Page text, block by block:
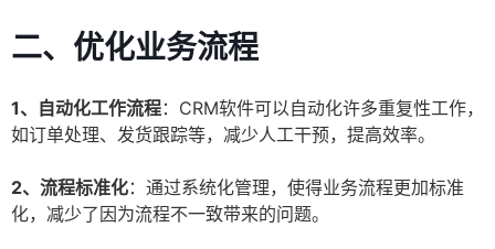
二、优化业务流程
1、自动化工作流程：CRM软件可以自动化许多重复性工作，
如订单处理、发货跟踪等，减少人工干预，提高效率。
2、流程标准化：通过系统化管理，使得业务流程更加标准
化，减少了因为流程不一致带来的问题。